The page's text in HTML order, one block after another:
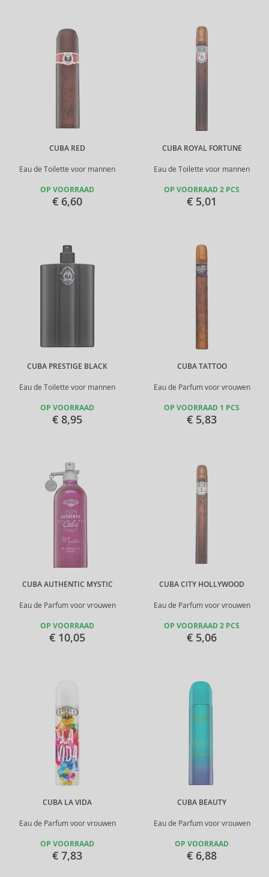
CUBA RED
Eau de Toilette voor mannen
OP VOORRAAD
€ 6,60
CUBA ROYAL FORTUNE
Eau de Toilette voor mannen
OP VOORRAAD 2 PCS
€ 5,01
CUBA PRESTIGE BLACK
Eau de Toilette voor mannen
OP VOORRAAD
€ 8,95
CUBA TATTOO
Eau de Parfum voor vrouwen
OP VOORRAAD 1 PCS
€ 5,83
CUBA AUTHENTIC MYSTIC
Eau de Parfum voor vrouwen
OP VOORRAAD
€ 10,05
CUBA CITY HOLLYWOOD
Eau de Parfum voor vrouwen
OP VOORRAAD 2 PCS
€ 5,06
CUBA LA VIDA
Eau de Parfum voor vrouwen
OP VOORRAAD
€ 7,83
CUBA BEAUTY
Eau de Parfum voor vrouwen
OP VOORRAAD
€ 6,88